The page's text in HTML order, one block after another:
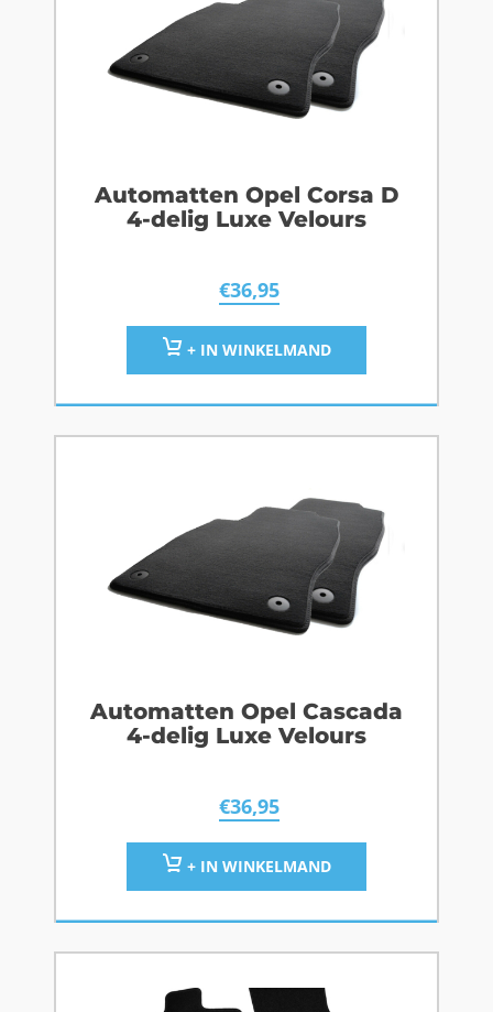
Automatten Opel Corsa D
4-delig Luxe Velours
€36,95
+ IN WINKELMAND
Automatten Opel Cascada
4-delig Luxe Velours
€36,95
+ IN WINKELMAND